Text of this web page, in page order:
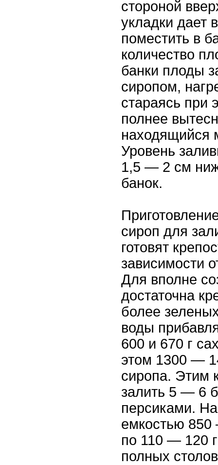
стороной
укладки дает
поместить в
количество
банки плоды
сиропом,
стараясь при
полнее
находящийся
Уровень
1,5 — 2 см
банок.
сироп для
готовят
зависимости
Для вполне
достаточна
более
воды
600 и 670 г
этом 1300 —
сиропа. Этим
залить 5 — 6
персиками.
емкостью 850
по 110 — 120
полных